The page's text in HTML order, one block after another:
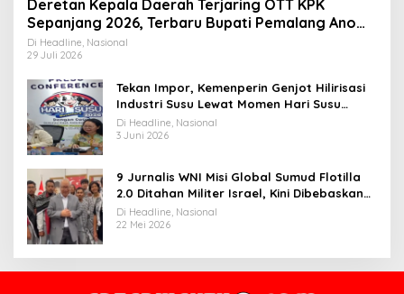
Deretan Kepala Daerah Terjaring OTT KPK
Sepanjang 2026, Terbaru Bupati Pemalang Anom
Widiyantoro
Di Headline, Nasional
29 Juli 2026
Tekan Impor, Kemenperin Genjot Hilirisasi
Industri Susu Lewat Momen Hari Susu
Nusantara 2026
Di Headline, Nasional
3 Juni 2026
9 Jurnalis WNI Misi Global Sumud Flotilla
2.0 Ditahan Militer Israel, Kini Dibebaskan
dan Dievakuasi ke Istanbul
Di Headline, Nasional
22 Mei 2026